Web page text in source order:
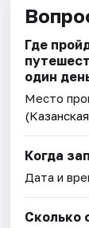
Где
один
Место
Когда
Дата и
Сколько